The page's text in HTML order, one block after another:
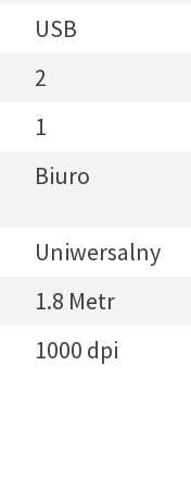
USB
2
1
Biuro
Uniwersalny
1.8 Metr
1000 dpi